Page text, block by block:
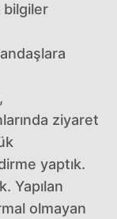
bilgiler
ziyaret
yaptık.
Yapılan
olmayan